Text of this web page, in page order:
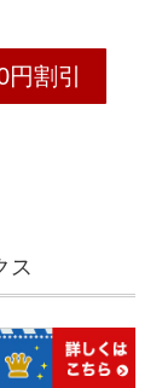
割引
ス